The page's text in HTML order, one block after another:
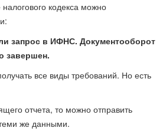
кодекса можно
запрос в ИФНС. Документооборот
завершен.
все виды требований. Но есть
отчета, то можно отправить
же данными.